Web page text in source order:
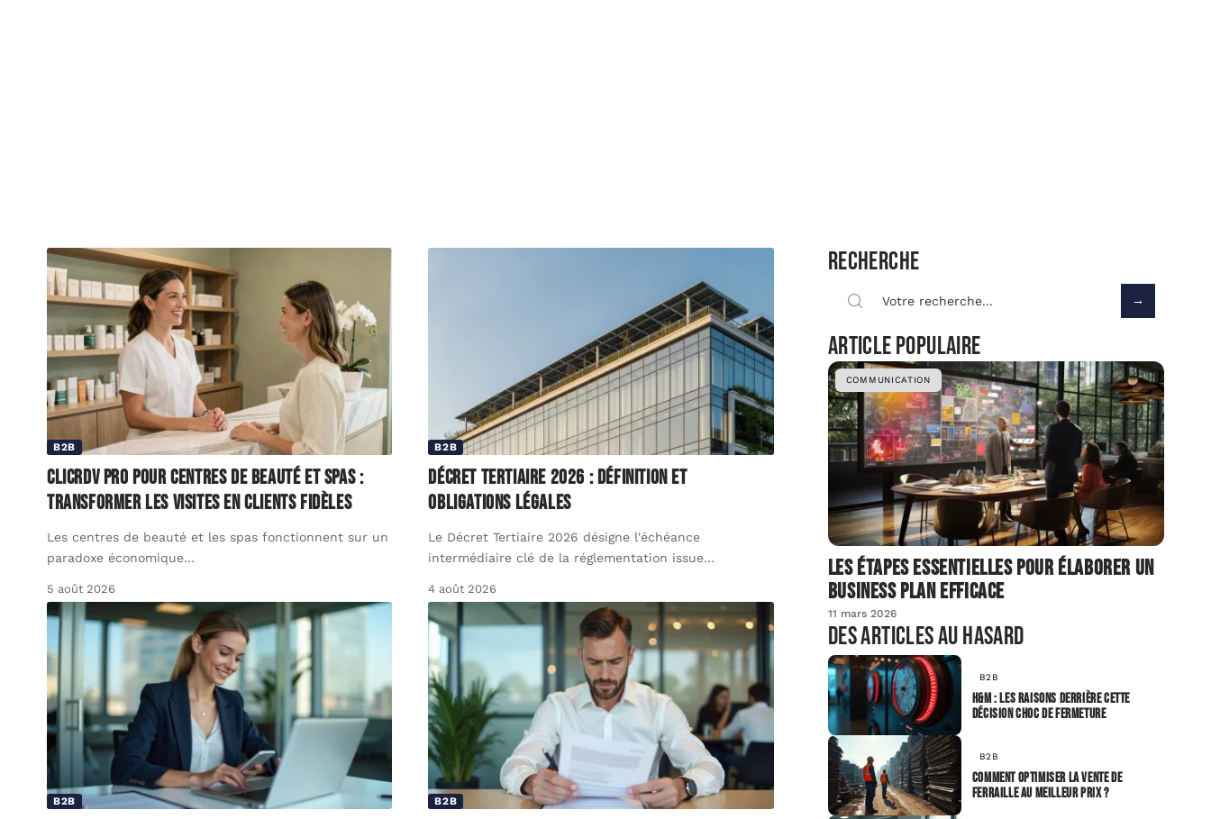
B2B
ClicRDV Pro pour centres de beauté et spas :
transformer les visites en clients fidèles
Les centres de beauté et les spas fonctionnent sur un
paradoxe économique…
5 août 2026
B2B
Décret Tertiaire 2026 : définition et
obligations légales
Le Décret Tertiaire 2026 désigne l'échéance
intermédiaire clé de la réglementation issue…
4 août 2026
B2B B2B
Recherche
Article populaire
COMMUNICATION
Les étapes essentielles pour élaborer un
business plan efficace
11 mars 2026
Des articles au hasard
B2B
H&M : les raisons derrière cette
décision choc de fermeture
B2B
Comment optimiser la vente de
ferraille au meilleur prix ?